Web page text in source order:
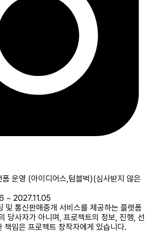
운영 (아이디어스,텀블벅)(심사받지 않은
~ 2027.11.05
및 통신판매중개 서비스를 제공하는 플랫폼
당사자가 아니며, 프로젝트의 정보, 진행, 선
책임은 프로젝트 창작자에게 있습니다.